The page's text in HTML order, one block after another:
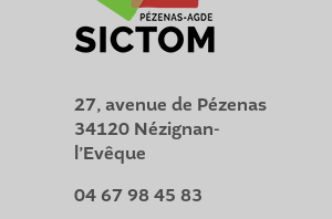
27, avenue de Pézenas
34120 Nézignan-
l’Evêque
04 67 98 45 83